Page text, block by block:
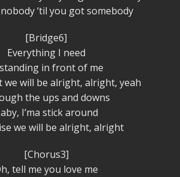
nobody ‘til you got somebody
[Bridge6]
Everything I need
in front of me
we will be alright, alright, yeah
the ups and downs
I’ma stick around
we will be alright, alright
[Chorus3]
tell me you love me